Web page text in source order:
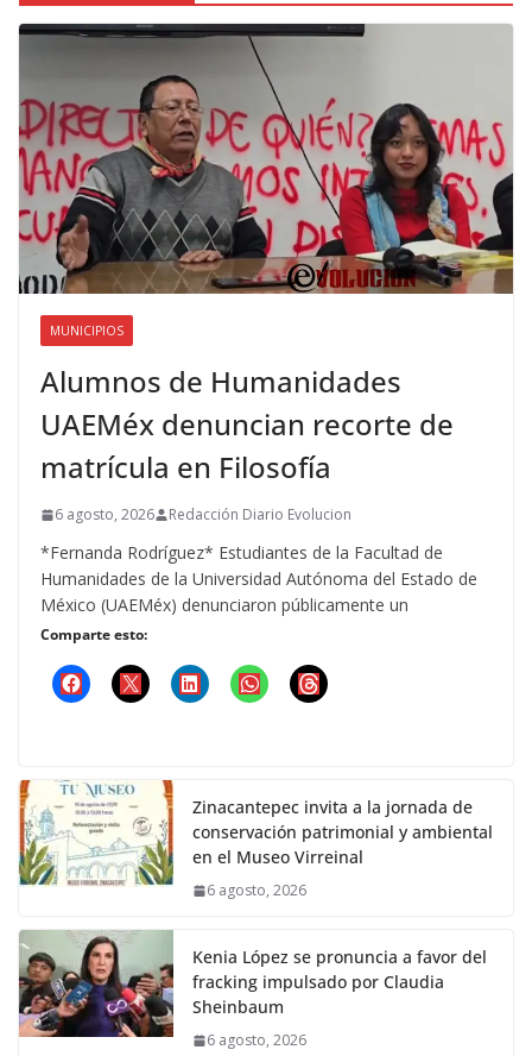
MUNICIPIOS
Alumnos de Humanidades
UAEMéx denuncian recorte de
matrícula en Filosofía
6 agosto, 2026 Redacción Diario Evolucion
*Fernanda Rodríguez* Estudiantes de la Facultad de
Humanidades de la Universidad Autónoma del Estado de
México (UAEMéx) denunciaron públicamente un
Comparte esto:
Zinacantepec invita a la jornada de
conservación patrimonial y ambiental
en el Museo Virreinal
6 agosto, 2026
Kenia López se pronuncia a favor del
fracking impulsado por Claudia
Sheinbaum
6 agosto, 2026